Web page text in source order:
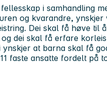
i samhandling
og kvarandre,
Dei skal få høve til
dei skal få erfare
at barna skal få
faste ansatte fordelt på